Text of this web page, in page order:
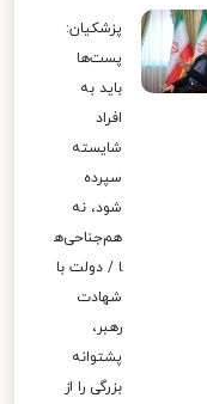
پزشکیان:
پست‌ها
باید به
افراد
شایسته
سپرده
شود، نه
هم‌جناحی‌ه
ا / دولت با
شهادت
رهبر،
پشتوانه
بزرگی را از